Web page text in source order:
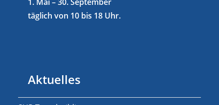
täglich von 10 bis 18 Uhr.
Aktuelles